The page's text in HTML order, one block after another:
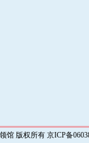
馆 版权所有 京ICP备